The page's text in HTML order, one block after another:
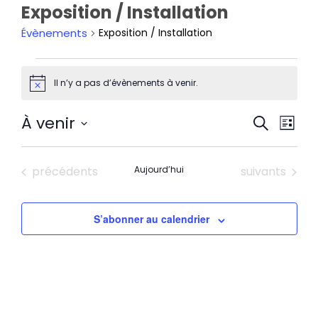
Exposition / Installation
Évènements Exposition / Installation
NoticeIl n’y a pas d’évènements à venir.
et
de
vues
Recherche
de
Liste
À venir
date.
Évènements
précédents Aujourd’hui Évènements
suivants
S’abonner au calendrier